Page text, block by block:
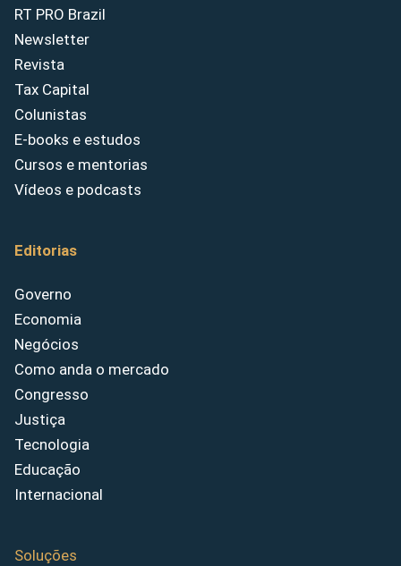
RT PRO Brazil
Newsletter
Revista
Tax Capital
Colunistas
E-books e estudos
Cursos e mentorias
Vídeos e podcasts
Editorias
Governo
Economia
Negócios
Como anda o mercado
Congresso
Justiça
Tecnologia
Educação
Internacional
Soluções